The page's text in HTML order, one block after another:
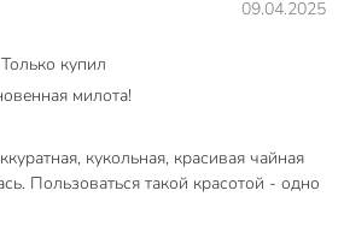
Daniks Зефир
09.04.2025
Только купил
милота!
кукольная, красивая чайная
Пользоваться такой красотой - одно